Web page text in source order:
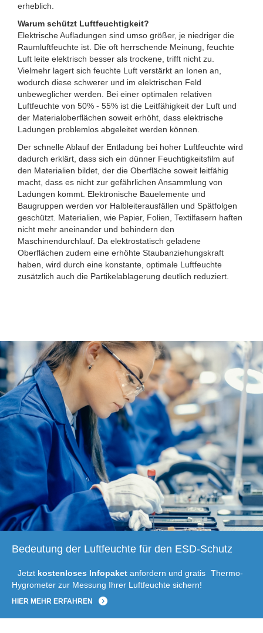
erheblich.
Warum schützt Luftfeuchtigkeit?
Elektrische Aufladungen sind umso größer, je niedriger die
Raumluftfeuchte ist. Die oft herrschende Meinung, feuchte
Luft leite elektrisch besser als trockene, trifft nicht zu.
Vielmehr lagert sich feuchte Luft verstärkt an Ionen an,
wodurch diese schwerer und im elektrischen Feld
unbeweglicher werden. Bei einer optimalen relativen
Luftfeuchte von 50% - 55% ist die Leitfähigkeit der Luft und
der Materialoberflächen soweit erhöht, dass elektrische
Ladungen problemlos abgeleitet werden können.
Der schnelle Ablauf der Entladung bei hoher Luftfeuchte wird
dadurch erklärt, dass sich ein dünner Feuchtigkeitsfilm auf
den Materialien bildet, der die Oberfläche soweit leitfähig
macht, dass es nicht zur gefährlichen Ansammlung von
Ladungen kommt. Elektronische Bauelemente und
Baugruppen werden vor Halbleiterausfällen und Spätfolgen
geschützt. Materialien, wie Papier, Folien, Textilfasern haften
nicht mehr aneinander und behindern den
Maschinendurchlauf. Da elektrostatisch geladene
Oberflächen zudem eine erhöhte Staubanziehungskraft
haben, wird durch eine konstante, optimale Luftfeuchte
zusätzlich auch die Partikelablagerung deutlich reduziert.
Bedeutung der Luftfeuchte für den ESD-Schutz
Jetzt kostenloses Infopaketanfordern und gratis Thermo-
Hygrometer zur Messung Ihrer Luftfeuchte sichern!
HIER MEHR ERFAHREN